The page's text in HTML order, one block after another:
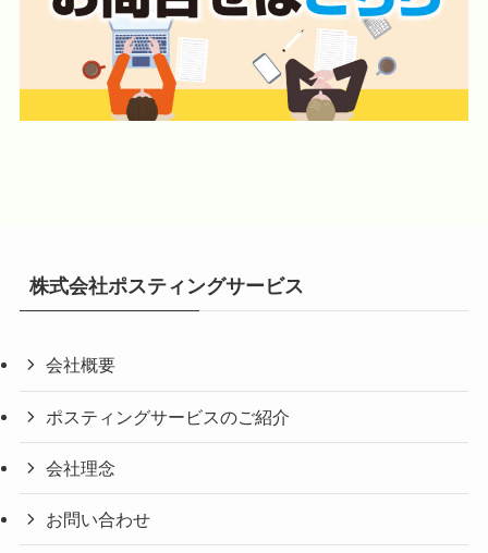
株式会社ポスティングサービス
会社概要
ポスティングサービスのご紹介
会社理念
お問い合わせ